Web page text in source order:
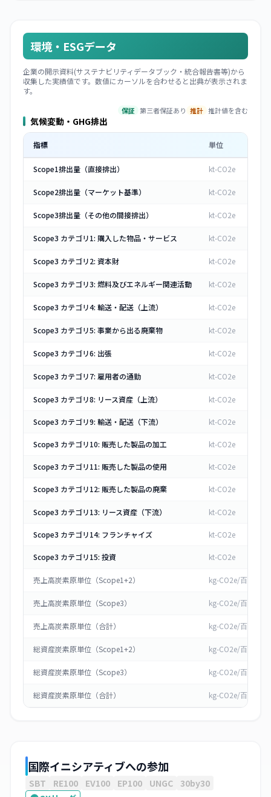
環境・ESGデータ
企業の開示資料(サステナビリティデータブック・統合報告書等)から
収集した実績値です。数値にカーソルを合わせると出典が表示されま
す。
保証 第三者保証あり 推計 推計値を含む
気候変動・GHG排出
指標 単位
Scope1排出量（直接排出） kt-CO2e
Scope2排出量（マーケット基準） kt-CO2e
Scope3排出量（その他の間接排出） kt-CO2e
Scope3 カテゴリ1: 購入した物品・サービス kt-CO2e
Scope3 カテゴリ2: 資本財 kt-CO2e
Scope3 カテゴリ3: 燃料及びエネルギー関連活動 kt-CO2e
Scope3 カテゴリ4: 輸送・配送（上流） kt-CO2e
Scope3 カテゴリ5: 事業から出る廃棄物 kt-CO2e
Scope3 カテゴリ6: 出張 kt-CO2e
Scope3 カテゴリ7: 雇用者の通勤 kt-CO2e
Scope3 カテゴリ8: リース資産（上流） kt-CO2e
Scope3 カテゴリ9: 輸送・配送（下流） kt-CO2e
Scope3 カテゴリ10: 販売した製品の加工 kt-CO2e
Scope3 カテゴリ11: 販売した製品の使用 kt-CO2e
Scope3 カテゴリ12: 販売した製品の廃棄 kt-CO2e
Scope3 カテゴリ13: リース資産（下流） kt-CO2e
Scope3 カテゴリ14: フランチャイズ kt-CO2e
Scope3 カテゴリ15: 投資 kt-CO2e
売上高炭素原単位（Scope1+2） kg-CO2e/百万円
売上高炭素原単位（Scope3） kg-CO2e/百万円
売上高炭素原単位（合計） kg-CO2e/百万円
総資産炭素原単位（Scope1+2） kg-CO2e/百万円
総資産炭素原単位（Scope3） kg-CO2e/百万円
総資産炭素原単位（合計） kg-CO2e/百万円
国際イニシアティブへの参加
SBT RE100 EV100 EP100 UNGC 30by30